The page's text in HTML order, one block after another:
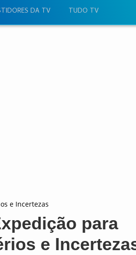
DA TV TUDO TV
e Incertezas
para
e